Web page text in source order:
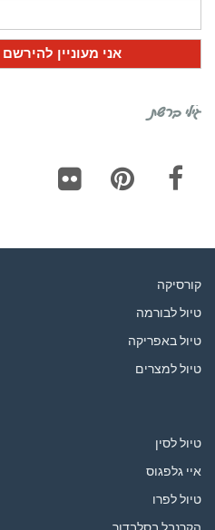
גילי ברשת
קורסיקה
טיול לבורמה
טיול באפריקה
טיול למצרים
טיול לסין
איי גלפגוס
טיול לפרו